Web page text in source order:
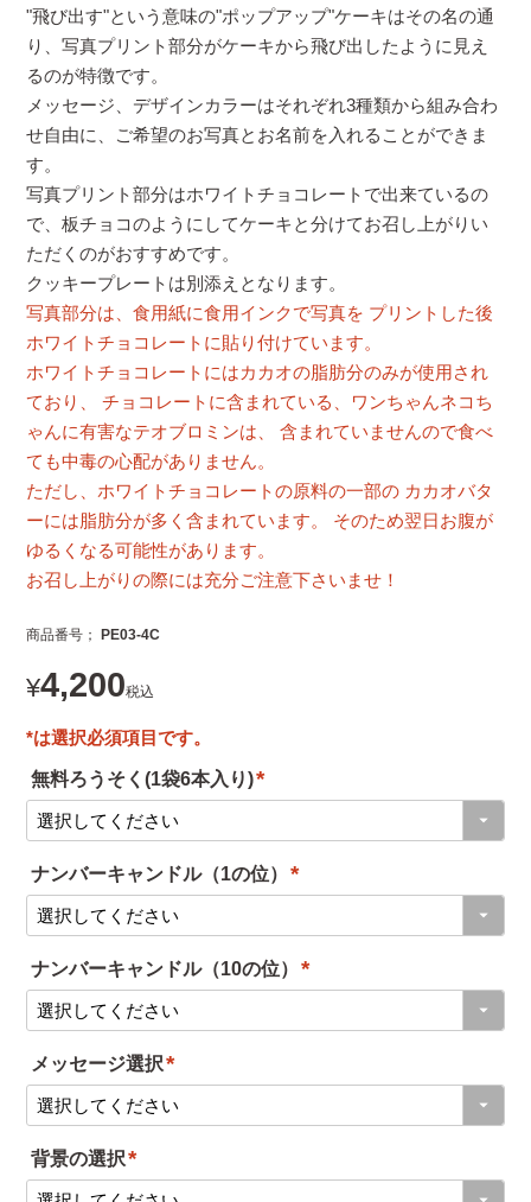
"飛び出す"という意味の"ポップアップ"ケーキはその名の通
り、写真プリント部分がケーキから飛び出したように見え
るのが特徴です。
メッセージ、デザインカラーはそれぞれ3種類から組み合わ
せ自由に、ご希望のお写真とお名前を入れることができま
す。
写真プリント部分はホワイトチョコレートで出来ているの
で、板チョコのようにしてケーキと分けてお召し上がりい
ただくのがおすすめです。
クッキープレートは別添えとなります。
写真部分は、食用紙に食用インクで写真を プリントした後
ホワイトチョコレートに貼り付けています。
ホワイトチョコレートにはカカオの脂肪分のみが使用され
ており、 チョコレートに含まれている、ワンちゃんネコち
ゃんに有害なテオブロミンは、 含まれていませんので食べ
ても中毒の心配がありません。
ただし、ホワイトチョコレートの原料の一部の カカオバタ
ーには脂肪分が多く含まれています。 そのため翌日お腹が
ゆるくなる可能性があります。
お召し上がりの際には充分ご注意下さいませ！
商品番号 PE03-4C
¥4,200税込
無料ろうそく(1袋6本入り)
必
須
ナンバーキャンドル（1の位）
必
須
ナンバーキャンドル（10の位）
必
メッセージ選択
必
背景の選択
(